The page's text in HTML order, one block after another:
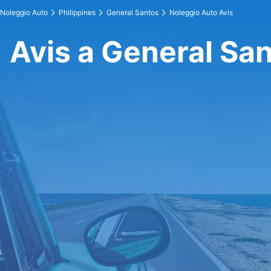
Noleggio Auto Philippines General Santos Noleggio Auto Avis
Avis a General